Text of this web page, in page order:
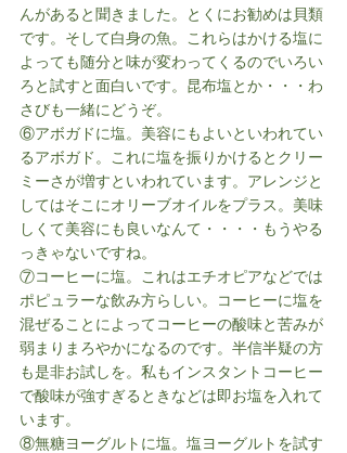
んがあると聞きました。とくにお勧めは貝類
です。そして白身の魚。これらはかける塩に
よっても随分と味が変わってくるのでいろい
ろと試すと面白いです。昆布塩とか・・・わ
さびも一緒にどうぞ。
⑥アボガドに塩。美容にもよいといわれてい
るアボガド。これに塩を振りかけるとクリー
ミーさが増すといわれています。アレンジと
してはそこにオリーブオイルをプラス。美味
しくて美容にも良いなんて・・・・もうやる
っきゃないですね。
⑦コーヒーに塩。これはエチオピアなどでは
ポピュラーな飲み方らしい。コーヒーに塩を
混ぜることによってコーヒーの酸味と苦みが
弱まりまろやかになるのです。半信半疑の方
も是非お試しを。私もインスタントコーヒー
で酸味が強すぎるときなどは即お塩を入れて
います。
⑧無糖ヨーグルトに塩。塩ヨーグルトを試す